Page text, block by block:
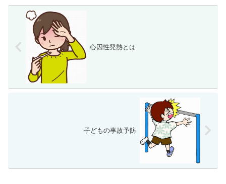
心因性発熱とは
子どもの事故予防